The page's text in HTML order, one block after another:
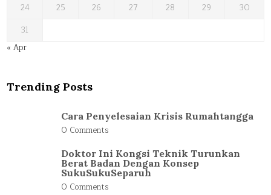
24
25 26 27 28 29
30
31
« Apr
Trending Posts
Cara Penyelesaian Krisis Rumahtangga
0 Comments
Doktor Ini Kongsi Teknik Turunkan
Berat Badan Dengan Konsep
SukuSukuSeparuh
0 Comments